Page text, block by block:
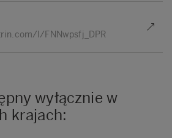
l/FNNwpsfj_DPR
wyłącznie w
krajach: